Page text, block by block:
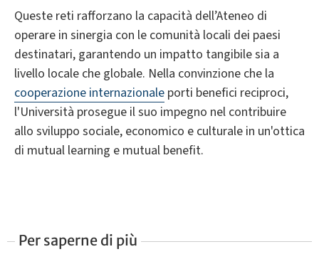
Queste reti rafforzano la capacità dell’Ateneo di
operare in sinergia con le comunità locali dei paesi
destinatari, garantendo un impatto tangibile sia a
livello locale che globale. Nella convinzione che la
cooperazione internazionale porti benefici reciproci,
l'Università prosegue il suo impegno nel contribuire
allo sviluppo sociale, economico e culturale in un'ottica
di mutual learning e mutual benefit.
Per saperne di più